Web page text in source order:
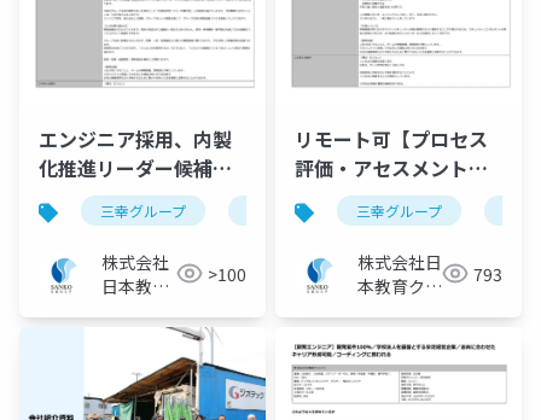
エンジニア採用、内製
化推進リーダー候補｜
三幸グループ【株式会
社日本教育クリエイ
ト】
三幸グループ 日本教育クリエイト 採用ピッチ資料
株式会社
日本教育
ト ITソ
リューシ
ョン事業
部
>100
リモート可【プロセス
評価・アセスメント】
医療機器の国際規格適
合評価プロジェクト／
三幸グループ【株式会
社日本教育クリエイ
ト】
三幸グループ
株式会社日
本教育クリ
ョン事業部
793